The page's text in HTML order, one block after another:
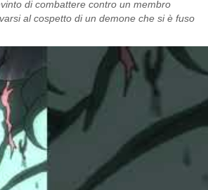
di combattere contro un membro
al cospetto di un demone che si è fuso